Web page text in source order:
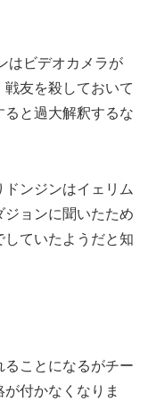
はビデオカメラが
友を殺しておいて
と過大解釈するな
ンジンはイェリム
ジョンに聞いたため
ていたようだと知
ことになるがチー
付かなくなりま